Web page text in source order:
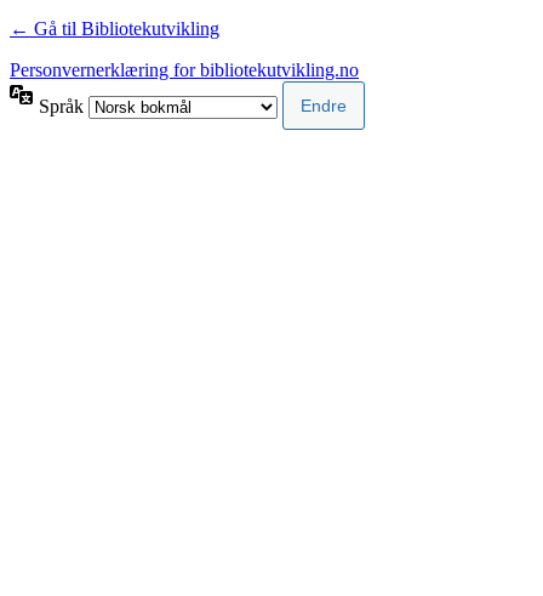
← Gå til Bibliotekutvikling
Personvernerklæring for bibliotekutvikling.no
Språk